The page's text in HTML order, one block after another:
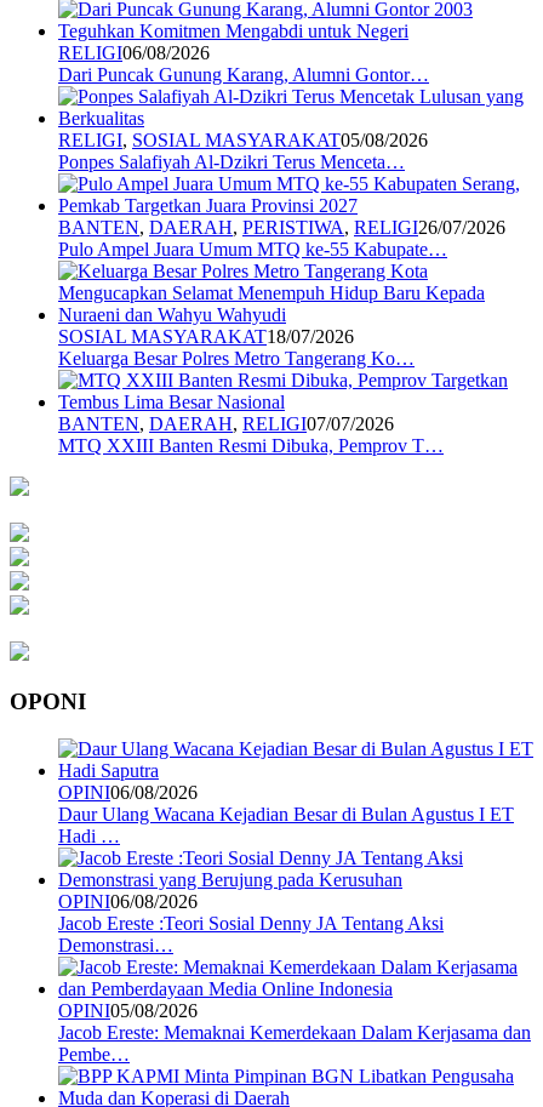
RELIGI06/08/2026
Dari Puncak Gunung Karang, Alumni Gontor…
RELIGI, SOSIAL MASYARAKAT05/08/2026
Ponpes Salafiyah Al-Dzikri Terus Menceta…
BANTEN, DAERAH, PERISTIWA, RELIGI26/07/2026
Pulo Ampel Juara Umum MTQ ke-55 Kabupate…
SOSIAL MASYARAKAT18/07/2026
Keluarga Besar Polres Metro Tangerang Ko…
BANTEN, DAERAH, RELIGI07/07/2026
MTQ XXIII Banten Resmi Dibuka, Pemprov T…
OPONI
OPINI06/08/2026
Daur Ulang Wacana Kejadian Besar di Bulan Agustus I ET
Hadi …
OPINI06/08/2026
Jacob Ereste :Teori Sosial Denny JA Tentang Aksi
Demonstrasi…
OPINI05/08/2026
Jacob Ereste: Memaknai Kemerdekaan Dalam Kerjasama dan
Pembe…